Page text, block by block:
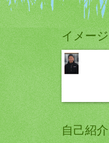
イメージ
自己紹介